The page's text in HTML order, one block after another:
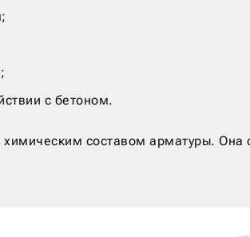
с бетоном.
составом арматуры.